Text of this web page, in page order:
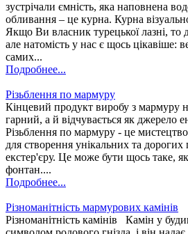
зустрічали ємність, яка наповнена
обливання – це курна. Курна
Якщо Ви власник турецької лазні, то
але натомість у нас є щось цікавіше:
самих...
Подробнее...
Різьблення по мармуру
Кінцевий продукт виробу з мармуру
гарний, а й відчувається як джерело
Різьблення по мармуру - це
для створення унікальних та дорогих
екстер'єру. Це може бути щось таке,
фонтан....
Подробнее...
Різноманітність мармурових камінів
Різноманітність камінів Камін у